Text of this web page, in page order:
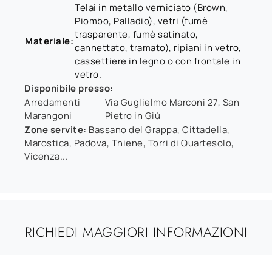
Materiale:
Telai in metallo verniciato (Brown,
Piombo, Palladio), vetri (fumè
trasparente, fumè satinato,
cannettato, tramato), ripiani in vetro,
cassettiere in legno o con frontale in
vetro.
Disponibile presso:
Arredamenti
Marangoni
Via Guglielmo Marconi 27, San
Pietro in Giù
Zone servite: Bassano del Grappa, Cittadella,
Marostica, Padova, Thiene, Torri di Quartesolo,
Vicenza...
RICHIEDI MAGGIORI INFORMAZIONI